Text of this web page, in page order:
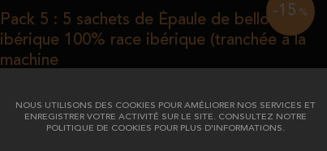
NOUS UTILISONS DES COOKIES POUR AMÉLIORER NOS SERVICES ET
ENREGISTRER VOTRE ACTIVITÉ SUR LE SITE. CONSULTEZ NOTRE
POLITIQUE DE COOKIES POUR PLUS D'INFORMATIONS.
Pack 5 : 5 sachets de Épaule de bellota
ibérique 100% race ibérique (tranchée à la
machine
46,00 € avant 54,11 €
-15 %